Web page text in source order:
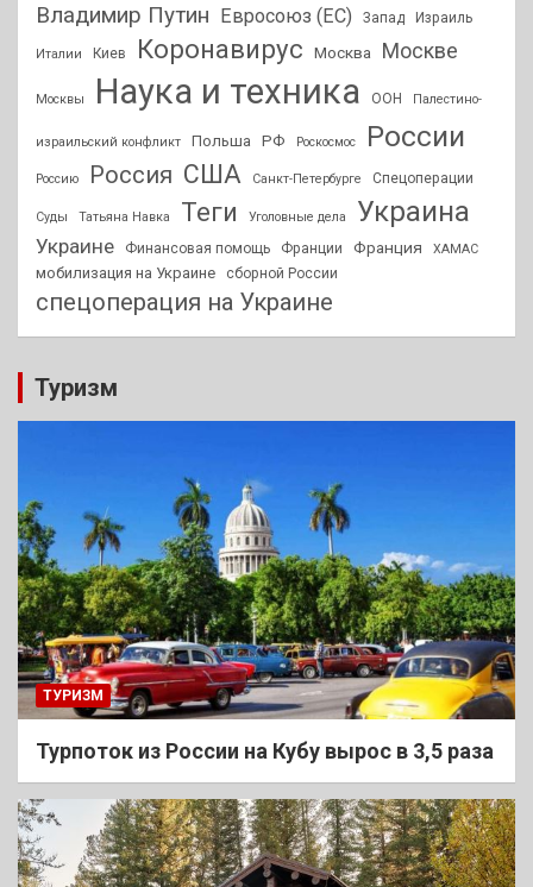
Владимир Путин Евросоюз (ЕС) Запад Израиль
Италии Киев Коронавирус Москва Москве
Москвы Наука и техника ООН Палестино-
израильский конфликт Польша РФ Роскосмос России
Россию Россия США Санкт-Петербурге Спецоперации
Суды Татьяна Навка Теги Уголовные дела Украина
Украине Финансовая помощь Франции Франция ХАМАС
мобилизация на Украине сборной России
спецоперация на Украине
Туризм
ТУРИЗМ
Турпоток из России на Кубу вырос в 3,5 раза